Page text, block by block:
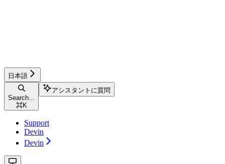
日本語
Search...
⌘K
アシスタントに質問
Support
Devin
Devin